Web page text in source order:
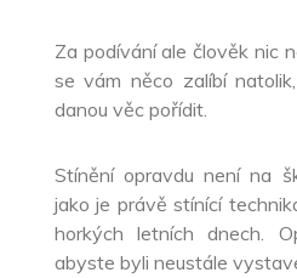
Za podívání ale člověk nic
se vám něco zalíbí
danou věc pořídit.
Stínění opravdu není na
jako je právě stínící
horkých letních dnech.
abyste byli neustále